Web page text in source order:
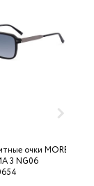
очки MOREL
3 NG06